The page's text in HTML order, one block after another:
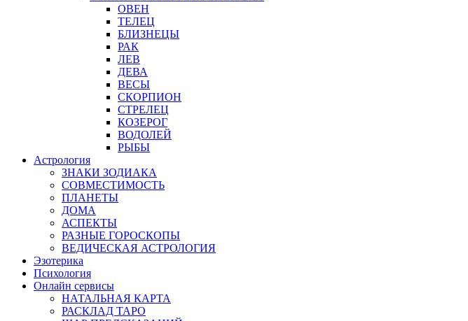
ОВЕН
ТЕЛЕЦ
БЛИЗНЕЦЫ
РАК
ЛЕВ
ДЕВА
ВЕСЫ
СКОРПИОН
СТРЕЛЕЦ
КОЗЕРОГ
ВОДОЛЕЙ
РЫБЫ
Астрология
ЗНАКИ ЗОДИАКА
СОВМЕСТИМОСТЬ
ПЛАНЕТЫ
ДОМА
АСПЕКТЫ
РАЗНЫЕ ГОРОСКОПЫ
ВЕДИЧЕСКАЯ АСТРОЛОГИЯ
Эзотерика
Психология
Онлайн сервисы
НАТАЛЬНАЯ КАРТА
РАСКЛАД ТАРО